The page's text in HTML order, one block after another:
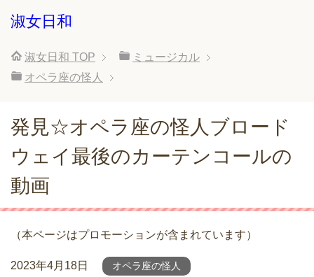
淑女日和
淑女日和 TOP
ミュージカル
オペラ座の怪人
発見☆オペラ座の怪人ブロード
ウェイ最後のカーテンコールの
動画
（本ページはプロモーションが含まれています）
2023年4月18日 オペラ座の怪人